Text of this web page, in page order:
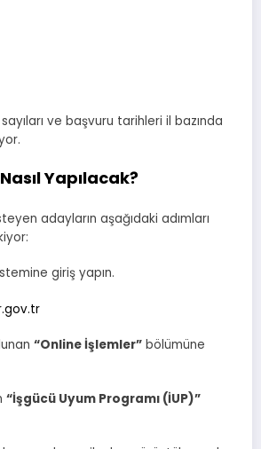
ve başvuru tarihleri il bazında
Yapılacak?
adayların aşağıdaki adımları
giriş yapın.
“Online İşlemler” bölümüne
“İşgücü Uyum Programı (İUP)”